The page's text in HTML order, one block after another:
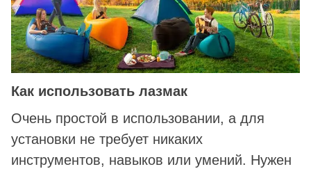
Как использовать лазмак
Очень простой в использовании, а для
установки не требует никаких
инструментов, навыков или умений. Нужен